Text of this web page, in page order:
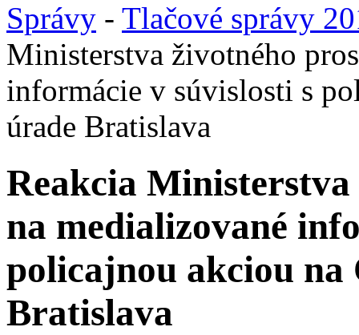
Správy - Tlačové správy
Ministerstva životného
informácie v súvislosti s
úrade Bratislava
Reakcia
na medializované
policajnou akciou na
Bratislava